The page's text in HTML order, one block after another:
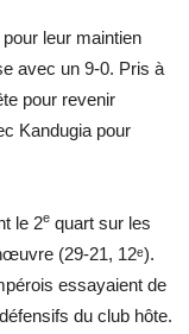
leur maintien
avec un 9-0. Pris à
pour revenir
Kandugia pour
le 2e quart sur les
(29-21, 12ᵉ).
essayaient de
du club hôte.